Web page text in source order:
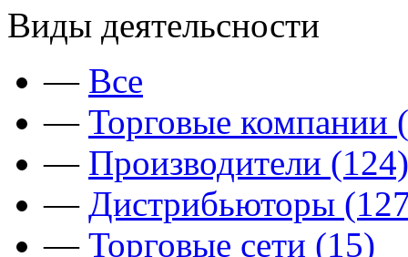
Виды деятельсности
— Все
— Торговые компании
— Производители (124)
— Дистрибьюторы
— Торговые сети (15)